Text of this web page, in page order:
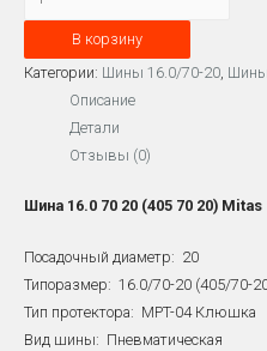
Шина
16.0/70-
20
(405/70-
В корзину
Категории: Шины 16.0/70-20
Описание
Детали
Отзывы (0)
Шина 16.0 70 20 (405 70 20) Mitas
Посадочный диаметр: 20
Типоразмер: 16.0/70-20 (405/70-
Тип протектора: MPT-04 Клюшка
Вид шины: Пневматическая